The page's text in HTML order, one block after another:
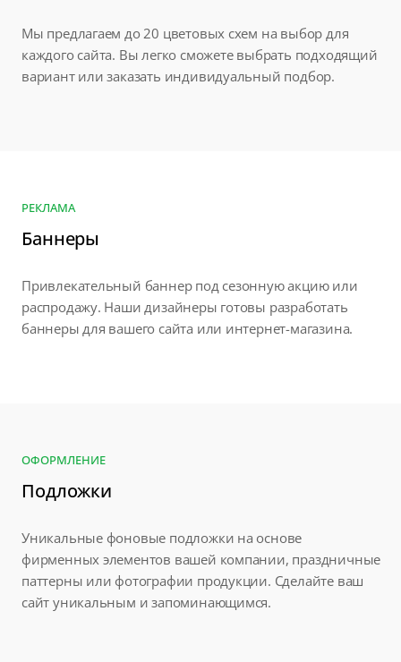
Мы предлагаем до 20 цветовых схем на выбор для
каждого сайта. Вы легко сможете выбрать подходящий
вариант или заказать индивидуальный подбор.
РЕКЛАМА
Баннеры
Привлекательный баннер под сезонную акцию или
распродажу. Наши дизайнеры готовы разработать
баннеры для вашего сайта или интернет-магазина.
ОФОРМЛЕНИЕ
Подложки
Уникальные фоновые подложки на основе
фирменных элементов вашей компании, праздничные
паттерны или фотографии продукции. Сделайте ваш
сайт уникальным и запоминающимся.